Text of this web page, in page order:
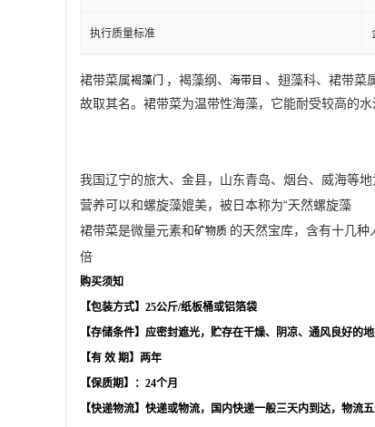
执行质量标准
裙带菜属褐藻门 ，褐藻纲、 海带目 、翅藻科、裙带菜
故取其名。裙带菜为温带性海藻，它能耐受较高的
我国辽宁的旅大、金县，山东青岛、烟台、威海等
营养可以和螺旋藻媲美，被日本称为“天然螺旋藻
裙带菜是微量元素和矿物质 的天然宝库，含有十几种
倍
购买须知
【包装方式】 25公斤/纸板桶或铝箔袋
【存储条件】应密封遮光，贮存在干燥、阴凉、通风良好的
【有 效 期】两年
【保质期】： 24个月
【快递物流】快递或物流，国内快递一般三天内到达，物流